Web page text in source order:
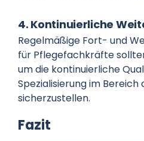
4. Kontinuierliche
Regelmäßige Fort- und
für Pflegefachkräfte
um die kontinuierliche
Spezialisierung im
sicherzustellen.
Fazit